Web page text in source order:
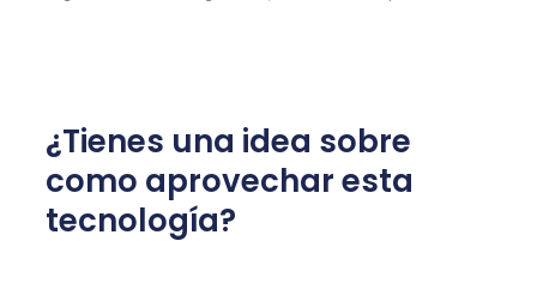
¿Tienes una idea sobre
como aprovechar esta
tecnología?